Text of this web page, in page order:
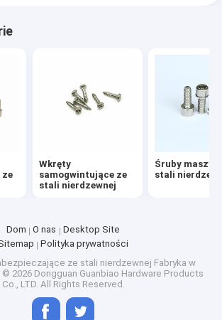
ze
Wkręty
samogwintujące ze
stali nierdzewnej
Śruby
stali
Dom O nas
Desktop Site
Polityka prywatności
ze stali nierdzewnej Fabryka w
2026 Dongguan Guanbiao Hardware Products
Co., LTD. All Rights Reserved.